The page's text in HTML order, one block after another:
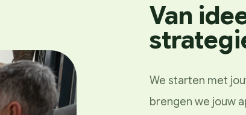
Van
We starten met
brengen we jouw